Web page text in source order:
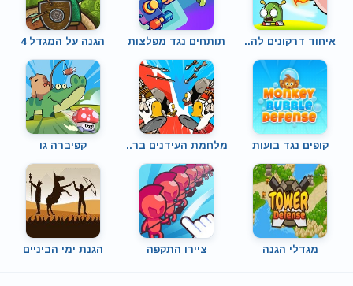
איחוד דרקונים לה.. תותחים נגד מפלצות הגנה על המגדל 4
קופים נגד בועות מלחמת העידנים בר.. קפיברה גו
מגדלי הגנה ציירו התקפה הגנת ימי הביניים